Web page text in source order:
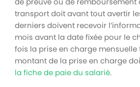
transport doit avant tout avertir
derniers doivent recevoir
mois avant la date fixée pour le
fois la prise en charge mensuelle
montant de la prise en charge
la fiche de paie du salarié.